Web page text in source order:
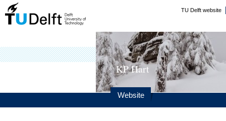
TU Delft website
KP Hart
Website